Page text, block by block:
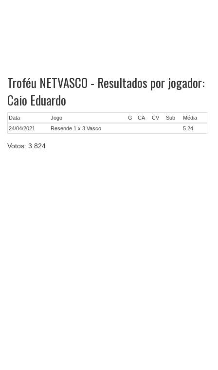
Troféu NETVASCO - Resultados por jogador:
Caio Eduardo
Data Jogo G CA CV Sub
Média
24/04/2021
Resende 1 x 3 Vasco 5.24
Votos: 3.824